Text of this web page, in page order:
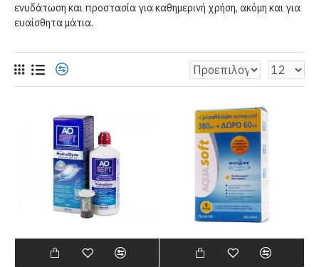
ενυδάτωση και προστασία για καθημερινή χρήση, ακόμη και για
ευαίσθητα μάτια.